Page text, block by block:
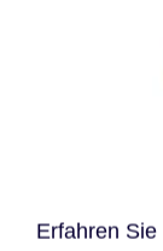
Erfahren Sie